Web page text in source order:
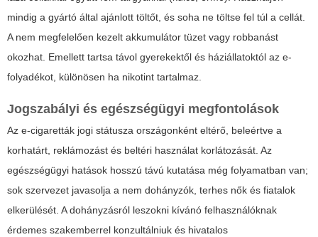
mindig a gyártó által ajánlott töltőt, és soha ne töltse fel túl a cellát.
A nem megfelelően kezelt akkumulátor tüzet vagy robbanást
okozhat. Emellett tartsa távol gyerekektől és háziállatoktól az e-
folyadékot, különösen ha nikotint tartalmaz.
Jogszabályi és egészségügyi megfontolások
Az e-cigaretták jogi státusza országonként eltérő, beleértve a
korhatárt, reklámozást és beltéri használat korlátozását. Az
egészségügyi hatások hosszú távú kutatása még folyamatban van;
sok szervezet javasolja a nem dohányzók, terhes nők és fiatalok
elkerülését. A dohányzásról leszokni kívánó felhasználóknak
érdemes szakemberrel konzultálniuk és hivatalos